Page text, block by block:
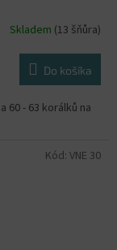
Skladem (13 šňůra)
Do košíka
60 - 63 korálků na
Kód: VNE 30